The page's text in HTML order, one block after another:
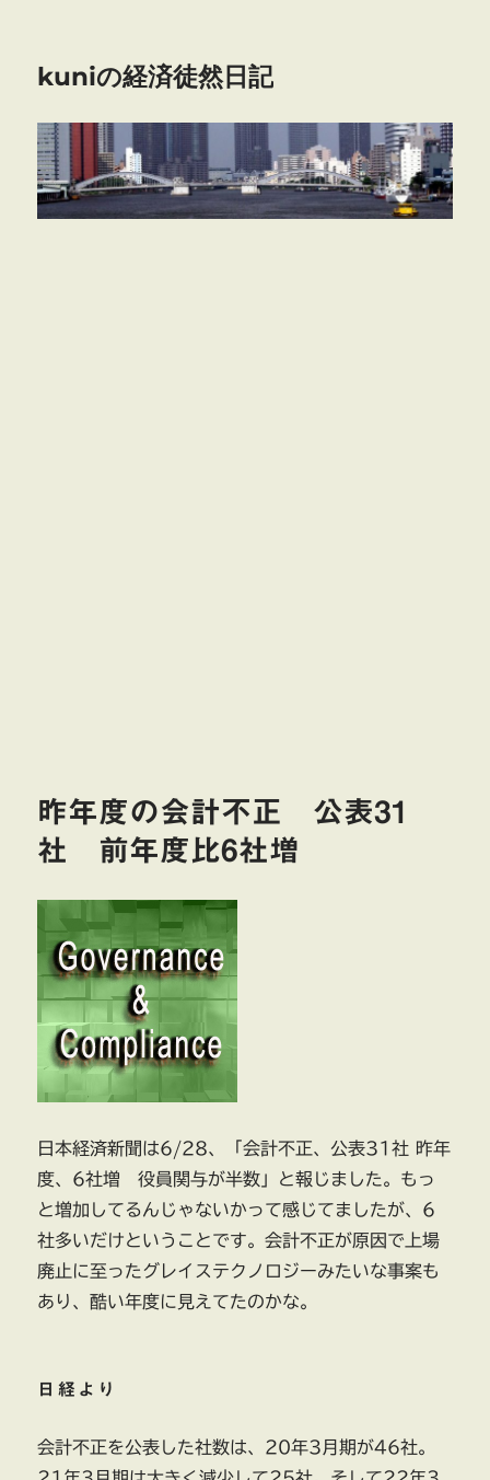
kuniの経済徒然日記
昨年度の会計不正 公表31
社 前年度比6社増
日本経済新聞は6/28、「会計不正、公表31社 昨年
度、6社増 役員関与が半数」と報じました。もっ
と増加してるんじゃないかって感じてましたが、6
社多いだけということです。会計不正が原因で上場
廃止に至ったグレイステクノロジーみたいな事案も
あり、酷い年度に見えてたのかな。
日経より
会計不正を公表した社数は、20年3月期が46社。